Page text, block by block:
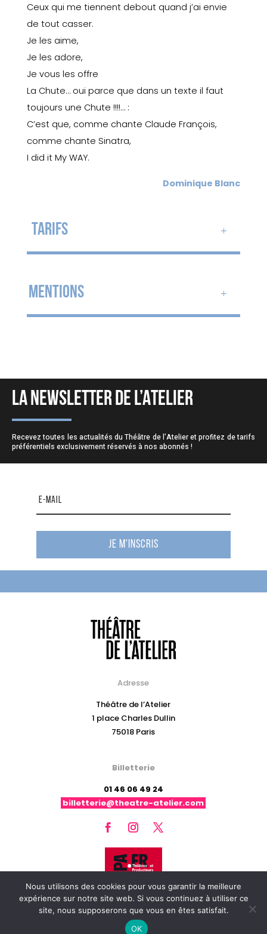
Ceux qui me tiennent debout quand j’ai envie
de tout casser.
Je les aime,
Je les adore,
Je vous les offre
La Chute… oui parce que dans un texte il faut
toujours une Chute !!!!… :
C’est que, comme chante Claude François,
comme chante Sinatra,
I did it MyWAY.
Dominique Blanc
TARIFS
MENTIONS
LA NEWSLETTER DE L’ATELIER
Recevez toutes les actualités du Théâtre de l’Atelier et profitez de tarifs
préférentiels exclusivement réservés à nos abonnés !
Je m'inscris
Adresse
Théâtre de l’Atelier
1 place Charles Dullin
75018 Paris
Billetterie
01 46 06 49 24
billetterie@theatre-atelier.com
© Théâtre de l’Atelier // 2020
Nous utilisons des cookies pour vous garantir la meilleure
expérience sur notre site web. Si vous continuez à utiliser ce
site, nous supposerons que vous en êtes satisfait.
OK